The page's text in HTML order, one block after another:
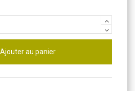
Ajouter au panier